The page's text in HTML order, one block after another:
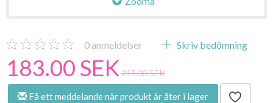
0 anmeldelser Skriv bedömning
183.00 SEK 215.00 SEK
Få ett meddelande när produkt är åter i lager